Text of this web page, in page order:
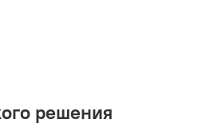
решения